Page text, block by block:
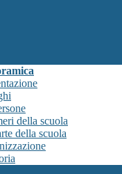
della scuola
della scuola